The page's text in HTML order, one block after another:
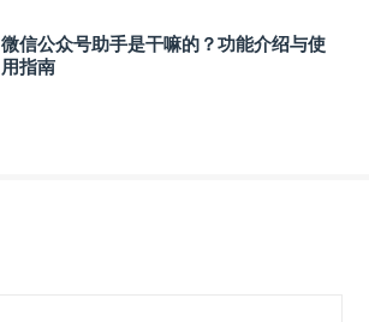
微信公众号助手是干嘛的？功能介绍与使
用指南